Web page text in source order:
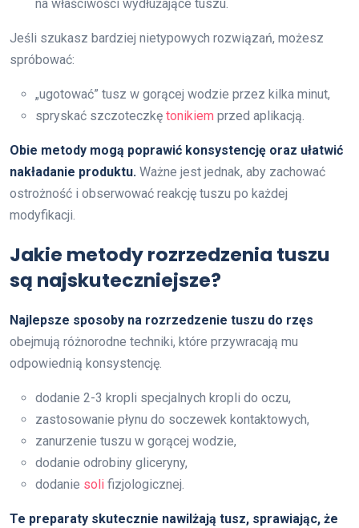
na właściwości wydłużające tuszu.
Jeśli szukasz bardziej nietypowych rozwiązań, możesz
spróbować:
„ugotować” tusz w gorącej wodzie przez kilka minut,
spryskać szczoteczkę tonikiem przed aplikacją.
Obie metody mogą poprawić konsystencję oraz ułatwić
nakładanie produktu. Ważne jest jednak, aby zachować
ostrożność i obserwować reakcję tuszu po każdej
modyfikacji.
Jakie metody rozrzedzenia tuszu
są najskuteczniejsze?
Najlepsze sposoby na rozrzedzenie tuszu do rzęs
obejmują różnorodne techniki, które przywracają mu
odpowiednią konsystencję.
dodanie 2-3 kropli specjalnych kropli do oczu,
zastosowanie płynu do soczewek kontaktowych,
zanurzenie tuszu w gorącej wodzie,
dodanie odrobiny gliceryny,
dodanie soli fizjologicznej.
Te preparaty skutecznie nawilżają tusz, sprawiając, że